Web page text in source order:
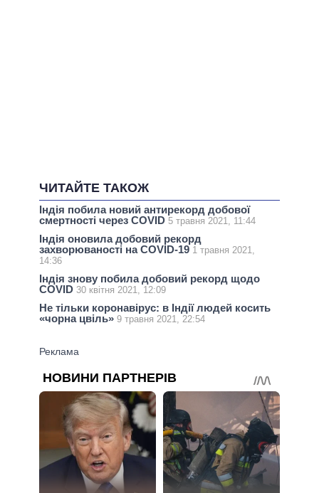
ЧИТАЙТЕ ТАКОЖ
Індія побила новий антирекорд добової
смертності через COVID 5 травня 2021, 11:44
Індія оновила добовий рекорд
захворюваності на COVID-19 1 травня 2021,
14:36
Індія знову побила добовий рекорд щодо
COVID 30 квітня 2021, 12:09
Не тільки коронавірус: в Індії людей косить
«чорна цвіль» 9 травня 2021, 22:54